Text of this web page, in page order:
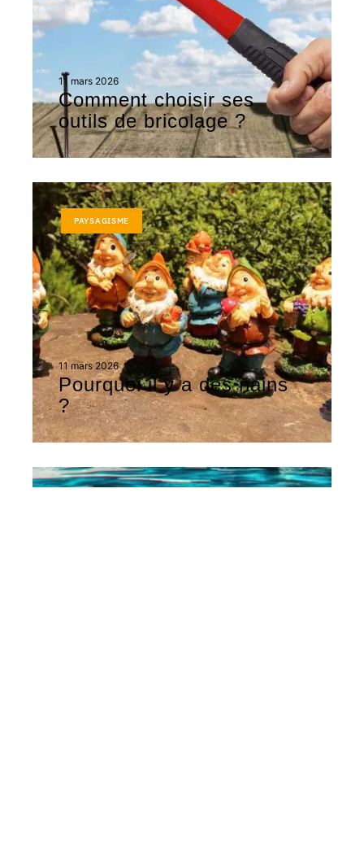
11 mars 2026
Comment choisir ses
outils de bricolage ?
PAYSAGISME
11 mars 2026
Pourquoi il y a des nains
?